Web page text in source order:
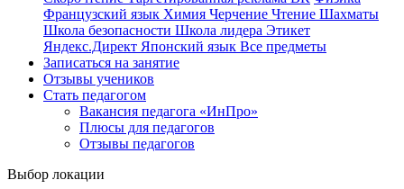
Французский язык Химия Черчение Чтение Шахматы
Школа безопасности Школа лидера Этикет
Яндекс.Директ Японский язык Все предметы
Записаться на занятие
Отзывы учеников
Стать педагогом
Вакансия педагога «ИнПро»
Плюсы для педагогов
Отзывы педагогов
Выбор локации